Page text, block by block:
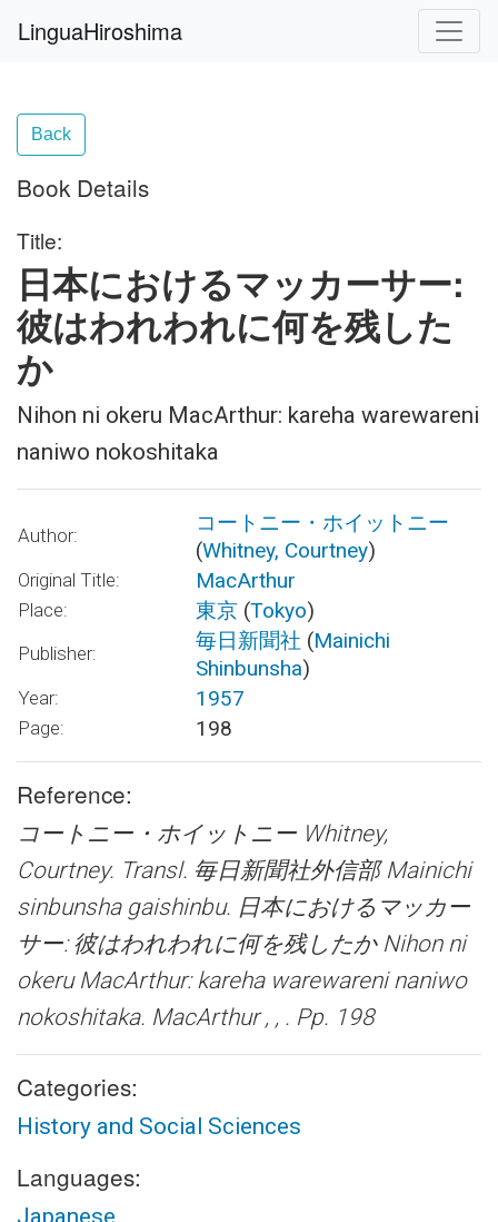
LinguaHiroshima
Back
Book Details
Title:
日本におけるマッカーサー:
彼はわれわれに何を残した
か
Nihon ni okeru MacArthur: kareha warewareni
naniwo nokoshitaka
Author:
コートニー・ホイットニー
(Whitney, Courtney)
Original Title: MacArthur
Place: 東京 (Tokyo)
Publisher: 毎日新聞社 (Mainichi
Shinbunsha)
Year: 1957
Page: 198
Reference:
コートニー・ホイットニー Whitney,
Courtney. Transl. 毎日新聞社外信部 Mainichi
sinbunsha gaishinbu. 日本におけるマッカー
サー: 彼はわれわれに何を残したか Nihon ni
okeru MacArthur: kareha warewareni naniwo
nokoshitaka. MacArthur, , . Pp. 198
Categories:
History and Social Sciences
Languages:
Japanese